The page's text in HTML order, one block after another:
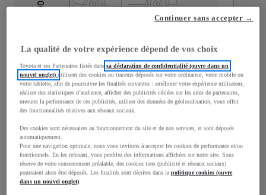
Hauteur
1 500
1 745 mm
Consommation mixte
La qualité de votre expérience dépend de vos choix
Toyota et ses Partenaires listés danssa déclaration de confidentialité (ouvre dans un
nouvel onglet)utilisent des cookies ou traceurs déposés sur votre ordinateur, votre mobile ou
votre tablette, afin de poursuivre les finalités suivantes : améliorer votre expérience utilisateur,
réaliser des statistiques d’audience, afficher des publicités ciblées sur les sites de partenaires,
mesurer la performance de ces publicités, utiliser des données de géolocalisation, vous offrir
des fonctionnalités relatives aux réseaux sociaux.
Des cookies sont nécessaires au fonctionnement du site et de nos services, et sont déposés
automatiquement.
Pour une navigation optimale, nous vous invitons à accepter les cookies de performance et/ou
fonctionnels. En les refusant, vous perdriez des informations affichées sur notre site. Sous
réserve de votre consentement préalable, des cookies tiers (publicité et réseaux sociaux)
pourraient alors être déposés. Les finalités sont décrites dans lapolitique cookies (ouvre
dans un nouvel onglet).
Continuer sans accepter →